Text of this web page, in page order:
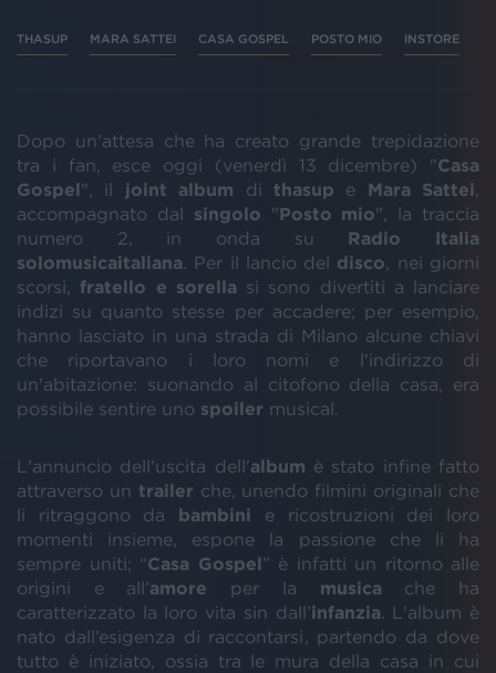
THASUP MARA SATTEI CASA GOSPEL POSTO MIO INSTORE
Dopo un'attesa che ha creato grande trepidazione
tra i fan, esce oggi (venerdì 13 dicembre) "Casa
Gospel", il joint album di thasup e Mara Sattei
accompagnato dal singolo "Posto mio", la traccia
numero 2, in onda su Radio
Italia
solomusicaitaliana . Per il lancio del disco , nei giorni
scorsi, fratello e sorella si sono divertiti a lanciare
indizi su quanto stesse per accadere; per esempio,
hanno lasciato in una strada di Milano alcune chiavi
che riportavano i loro nomi e l'indirizzo di
un'abitazione: suonando al citofono della casa, era
possibile sentire uno spoiler musical.
L'annuncio dell'uscita dell'album è stato infine fatto
attraverso un trailer che, unendo filmini originali che
li ritraggono da bambini e ricostruzioni dei loro
momenti insieme, espone la passione che li ha
sempre uniti; “Casa Gospel” è infatti un ritorno alle
origini e all’amore per la musica che ha
caratterizzato la loro vita sin dall’infanzia . L'album è
nato dall’esigenza di raccontarsi, partendo da dove
tutto è iniziato, ossia tra le mura della casa in cui